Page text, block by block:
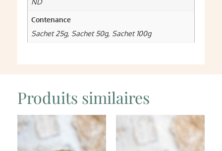
Contenance
Sachet 25g, Sachet 50g, Sachet 100g
Produits similaires